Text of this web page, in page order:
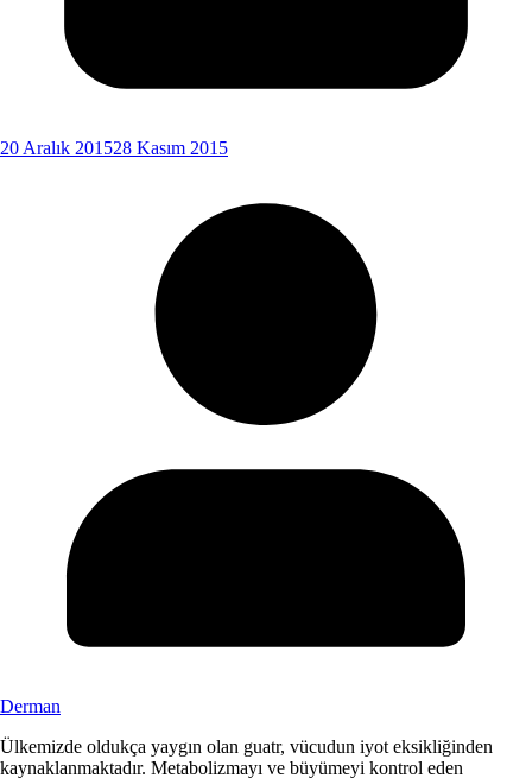
20 Aralık 201528 Kasım 2015
Derman
Ülkemizde oldukça yaygın olan guatr, vücudun iyot eksikliğinden
kaynaklanmaktadır. Metabolizmayı ve büyümeyi kontrol eden